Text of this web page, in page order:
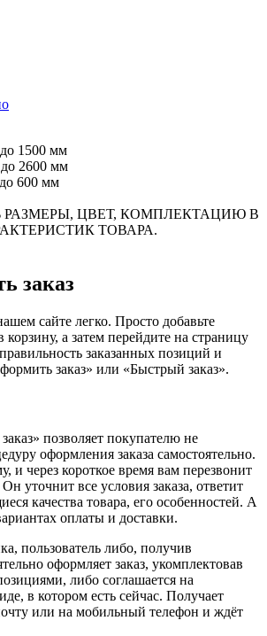
1500 мм
2600 мм
600 мм
ЦВЕТ, КОМПЛЕКТАЦИЮ В
ТОВАРА.
заказ
сайте легко. Просто добавьте
а затем перейдите на страницу
заказанных позиций и
заказ» или «Быстрый заказ».
позволяет покупателю не
оформления заказа самостоятельно.
и через короткое время вам перезвонит
уточнит все условия заказа, ответит
качества товара, его особенностей. А
оплаты и доставки.
пользователь либо, получив
оформляет заказ, укомплектовав
либо соглашается на
в котором есть сейчас. Получает
или на мобильный телефон и ждёт